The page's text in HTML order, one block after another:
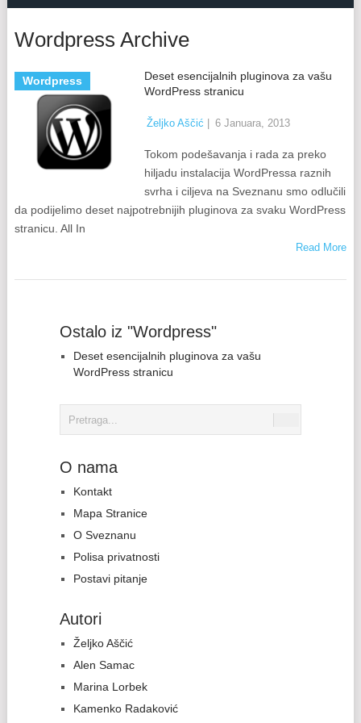
Wordpress Archive
Wordpress
Deset esencijalnih pluginova za vašu
WordPress stranicu
Željko Aščić 6 Januara, 2013
Tokom podešavanja i rada za preko
hiljadu instalacija WordPressa raznih
svrha i ciljeva na Sveznanu smo odlučili
da podijelimo deset najpotrebnijih pluginova za svaku WordPress
stranicu. All In
Read More
Ostalo iz "Wordpress"
Deset esencijalnih pluginova za vašu
WordPress stranicu
O nama
Kontakt
Mapa Stranice
O Sveznanu
Polisa privatnosti
Postavi pitanje
Autori
Željko Aščić
Alen Samac
Marina Lorbek
Kamenko Radaković